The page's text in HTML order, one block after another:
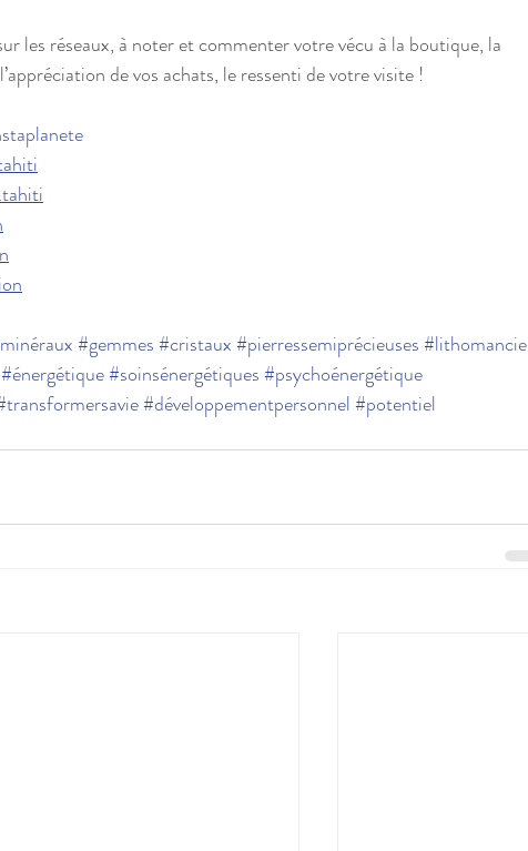
les réseaux, à noter et commenter votre vécu à la boutique, la
de vos achats, le ressenti de votre visite !
#gemmes#cristaux#pierressemiprécieuses#lithomancie
#énergétique#soinsénergétiques#psychoénergétique
#développementpersonnel#potentiel